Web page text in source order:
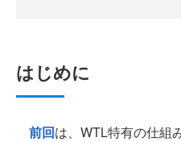
はじめに
前回は、WTL特有の仕組